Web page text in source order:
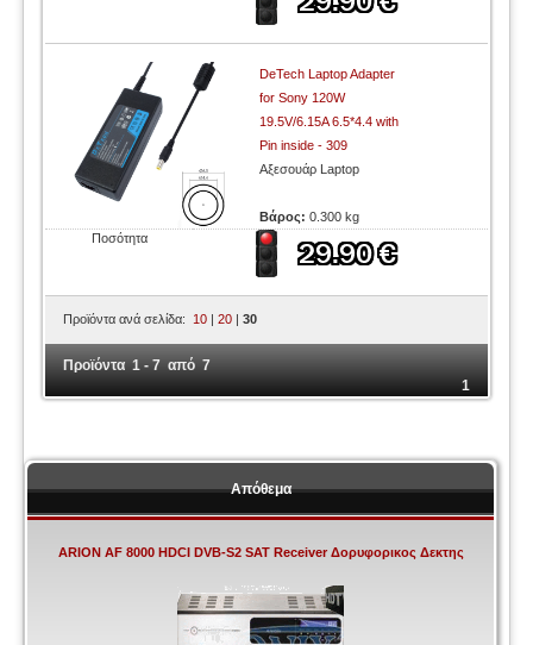
DeTech Laptop Adapter
for Sony 120W
19.5V/6.15A 6.5*4.4 with
Pin inside - 309
Αξεσουάρ Laptop
Βάρος:0.300 kg
Ποσότητα
Προϊόντα ανά σελίδα: 10 |20 |30
Προϊόντα 1 - 7 από 7
1
Απόθεμα
ARION AF 8000 HDCI DVB-S2 SAT Receiver Δορυφορικος Δεκτης